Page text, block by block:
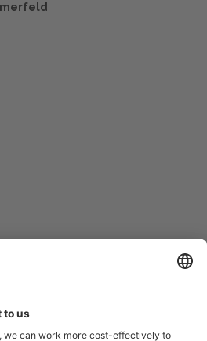
Initiative von